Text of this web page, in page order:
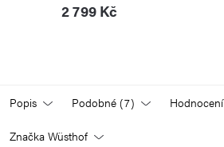
2 799 Kč
Popis Podobné (7) Hodnocení
Značka Wüsthof